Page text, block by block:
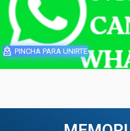
PINCHA PARA UNIRTE